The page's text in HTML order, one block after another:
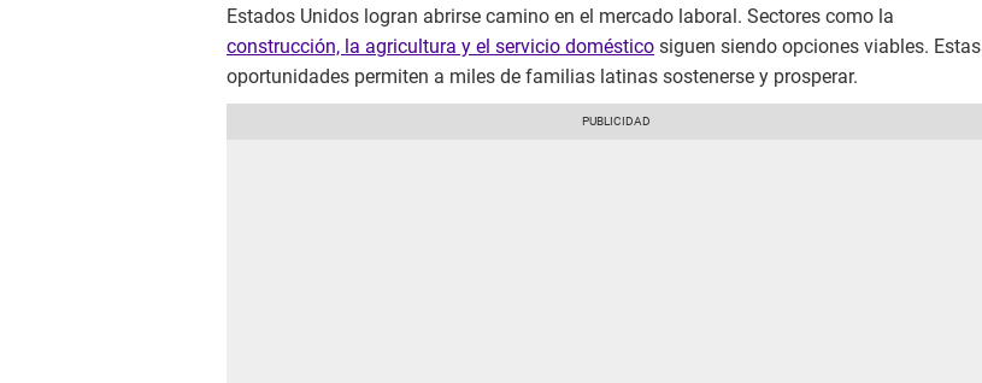
Estados Unidos logran abrirse camino en el mercado laboral. Sectores como la
construcción, la agricultura y el servicio doméstico siguen siendo opciones viables. Estas
oportunidades permiten a miles de familias latinas sostenerse y prosperar.